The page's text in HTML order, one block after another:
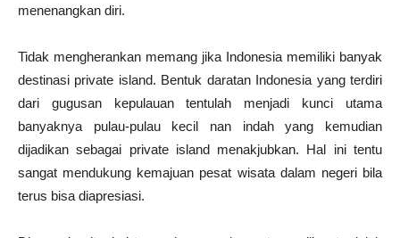
menenangkan diri.
Tidak mengherankan memang jika Indonesia memiliki banyak
destinasi private island. Bentuk daratan Indonesia yang terdiri
dari gugusan kepulauan tentulah menjadi kunci utama
banyaknya pulau-pulau kecil nan indah yang kemudian
dijadikan sebagai private island menakjubkan. Hal ini tentu
sangat mendukung kemajuan pesat wisata dalam negeri bila
terus bisa diapresiasi.